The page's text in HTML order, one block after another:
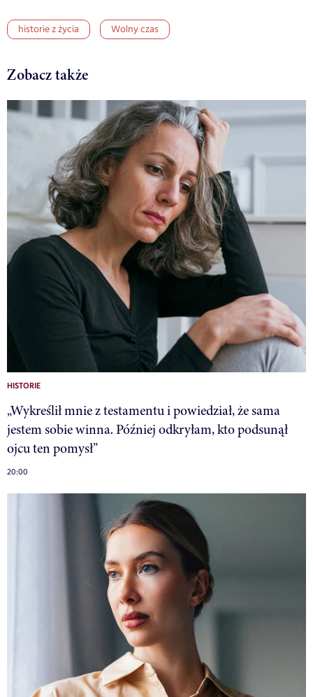
historie z życia Wolny czas
Zobacz także
HISTORIE
„Wykreślił mnie z testamentu i powiedział, że sama
jestem sobie winna. Później odkryłam, kto podsunął
ojcu ten pomysł”
20:00